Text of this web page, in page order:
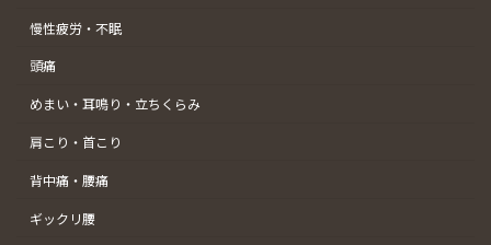
慢性疲労・不眠
頭痛
めまい・耳鳴り・立ちくらみ
肩こり・首こり
背中痛・腰痛
ギックリ腰